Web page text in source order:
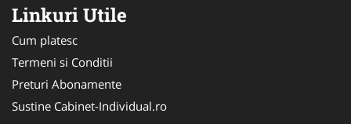
Linkuri Utile
Cum platesc
Termeni si Conditii
Preturi Abonamente
Sustine Cabinet-Individual.ro